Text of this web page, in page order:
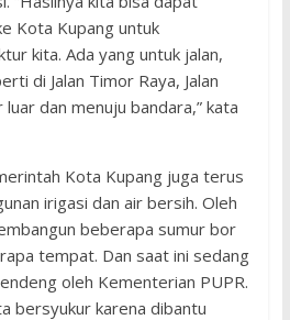
Kota Kupang untuk
kita. Ada yang untuk jalan,
di Jalan Timor Raya, Jalan
dan menuju bandara,” kata
Kota Kupang juga terus
irigasi dan air bersih. Oleh
beberapa sumur bor
tempat. Dan saat ini sedang
oleh Kementerian PUPR.
bersyukur karena dibantu